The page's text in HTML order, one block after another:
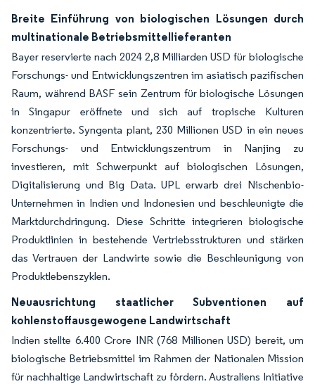
Breite Einführung von biologischen Lösungen durch
multinationale Betriebsmittellieferanten
Bayer reservierte nach 2024 2,8 Milliarden USD für biologische
Forschungs- und Entwicklungszentren im asiatisch pazifischen
Raum, während BASF sein Zentrum für biologische Lösungen
in Singapur eröffnete und sich auf tropische Kulturen
konzentrierte. Syngenta plant, 230 Millionen USD in ein neues
Forschungs- und Entwicklungszentrum in Nanjing zu
investieren, mit Schwerpunkt auf biologischen Lösungen,
Digitalisierung und Big Data. UPL erwarb drei Nischenbio-
Unternehmen in Indien und Indonesien und beschleunigte die
Marktdurchdringung. Diese Schritte integrieren biologische
Produktlinien in bestehende Vertriebsstrukturen und stärken
das Vertrauen der Landwirte sowie die Beschleunigung von
Produktlebenszyklen.
Neuausrichtung staatlicher Subventionen auf
kohlenstoffausgewogene Landwirtschaft
Indien stellte 6.400 Crore INR (768 Millionen USD) bereit, um
biologische Betriebsmittel im Rahmen der Nationalen Mission
für nachhaltige Landwirtschaft zu fördern. Australiens Initiative